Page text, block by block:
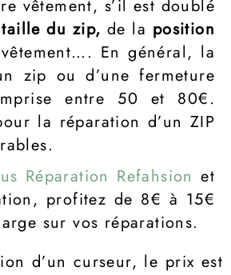
vêtement, s’il est doublé
du zip, de la position
En général, la
zip ou d’une fermeture
entre 50 et 80€.
la réparation d’un ZIP
Réparation Refahsionet
profitez de 8€ à 15€
sur vos réparations.
d’un curseur, le prix est